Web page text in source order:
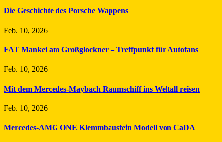
Die Geschichte des Porsche Wappens
Feb. 10, 2026
FAT Mankei am Großglockner – Treffpunkt für Autofans
Feb. 10, 2026
Mit dem Mercedes-Maybach Raumschiff ins Weltall reisen
Feb. 10, 2026
Mercedes-AMG ONE Klemmbaustein Modell von CaDA